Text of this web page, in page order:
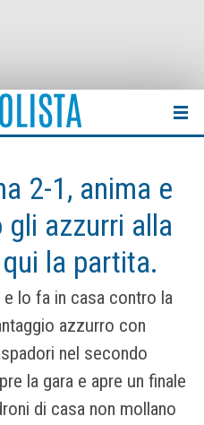
2-1, anima e
azzurri alla
la partita.
lo fa in casa contro la
azzurro con
nel secondo
la gara e apre un finale
di casa non mollano